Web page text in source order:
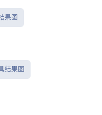
果图
结果图